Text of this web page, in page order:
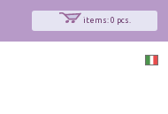
items: 0 pcs.